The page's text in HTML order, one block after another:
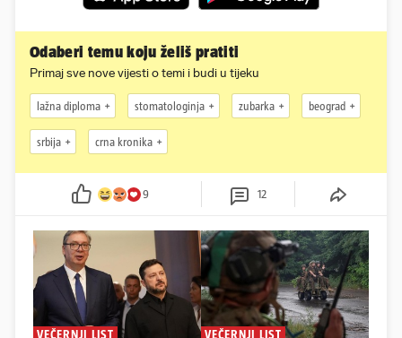
Odaberi temu koju želiš pratiti
Primaj sve nove vijesti o temi i budi u tijeku
lažna diploma stomatologinja zubarka beograd
srbija crna kronika
9 12